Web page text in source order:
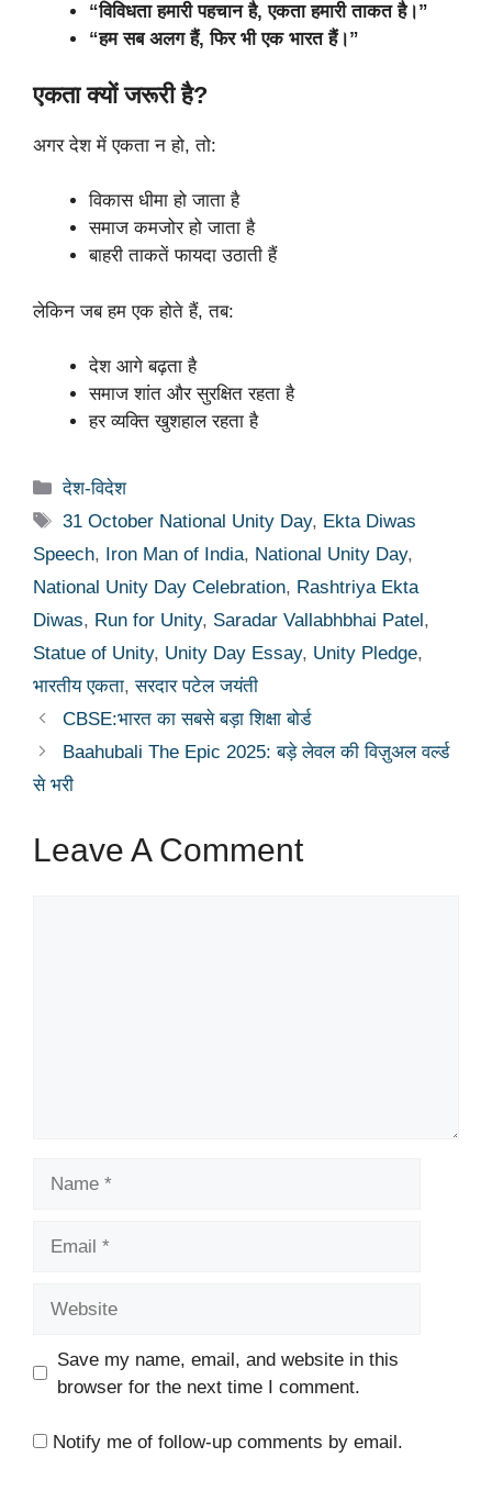
“विविधता हमारी पहचान है, एकता हमारी ताकत है।”
“हम सब अलग हैं, फिर भी एक भारत हैं।”
एकता क्यों जरूरी है?
अगर देश में एकता न हो, तो:
विकास धीमा हो जाता है
समाज कमजोर हो जाता है
बाहरी ताकतें फायदा उठाती हैं
लेकिन जब हम एक होते हैं, तब:
देश आगे बढ़ता है
समाज शांत और सुरक्षित रहता है
हर व्यक्ति खुशहाल रहता है
Categories
देश-विदेश
Tags
31 October National Unity Day, Ekta Diwas
Speech, Iron Man of India, National Unity Day,
National Unity Day Celebration, Rashtriya Ekta
Diwas, Run for Unity, Saradar Vallabhbhai Patel ,
Statue of Unity, Unity Day Essay, Unity Pledge,
भारतीय एकता,सरदार पटेल जयंती
CBSE:भारत का सबसे बड़ा शिक्षा बोर्ड
Baahubali The Epic 2025: बड़े लेवल की विज़ुअल वर्ल्ड
से भरी
Leave A Comment
Save my name, email, and website in this
browser for the next time I comment.
Notify me of follow-up comments by email.